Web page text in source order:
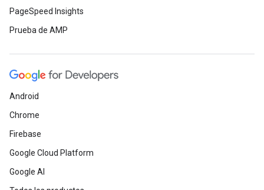
PageSpeed Insights
Prueba de AMP
Android
Chrome
Firebase
Google Cloud Platform
Google AI